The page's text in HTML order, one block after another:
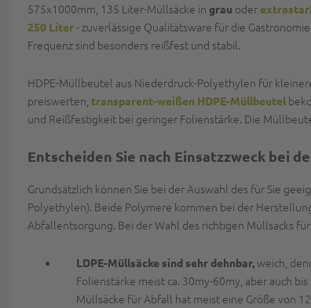
575x1000mm, 135 Liter-Müllsäcke in grau oder
250 Liter- zuverlässige Qualitätsware für die
Frequenz sind besonders reißfest und stabil.
HDPE-Müllbeutel aus Niederdruck-Polyethylen für
preiswerten, transparent-weißen HDPE-Müllbeutel
und Reißfestigkeit bei geringer Folienstärke. Die
Entscheiden Sie nach Einsatzzweck bei
Grundsätzlich können Sie bei der Auswahl des für Sie
Polyethylen). Beide Polymere kommen bei der
Abfallentsorgung. Bei der Wahl des richtigen Müllsacks
LDPE-Müllsäcke sind sehr dehnbar,weich,
Folienstärke meist ca. 30my-60my, aber auch
Müllsäcke für Abfall hat meist eine Größe von